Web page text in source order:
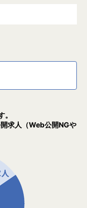
求人（Web公開NGや